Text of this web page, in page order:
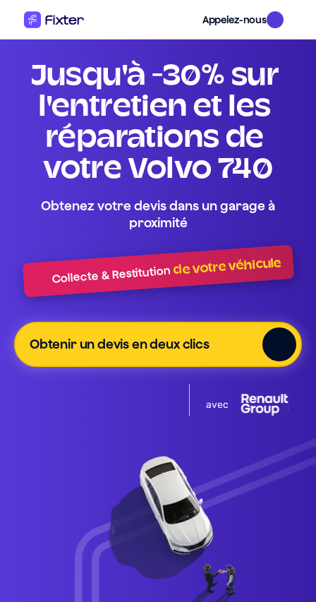
Appelez-nous
Jusqu'à -30% sur
l'entretien et les
réparations de
votre Volvo 740
Obtenez votre devis dans un garage à
proximité
Collecte & Restitutionde votre véhicule
Obtenir un devis en deux clics
avec